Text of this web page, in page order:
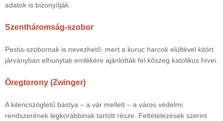
adatok is bizonyítják.
Szentháromság-szobor
Pestis-szobornak is nevezhető, mert a kuruc harcok elültével kitört
járványban elhunytak emlékére ajánlották fel kőszeg katolikus hívei.
Öregtorony (Zwinger)
A kilencszögletű bástya – a vár mellett – a város védelmi
rendszerének legkorábbinak tartott része. Feltételezések szerint